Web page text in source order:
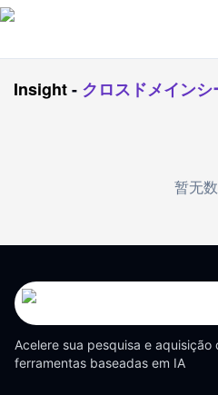
Insight- クロスドメイン
暂无
Acelere sua pesquisa e
ferramentas baseadas em IA